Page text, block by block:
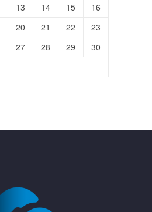
13 14 15
16
20 21 22
23
27 28 29
30